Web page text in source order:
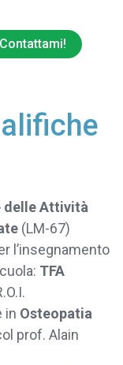
delle Attività
(LM-67)
l’insegnamento
TFA
in Osteopatia
prof. Alain